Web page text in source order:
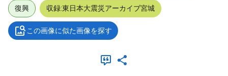
復興 収録:東日本大震災アーカイブ宮城
この画像に似た画像を探す